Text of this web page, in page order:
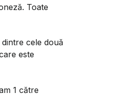
Toate
cele două
este
1 către